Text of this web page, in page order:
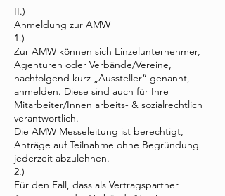
II.)
Anmeldung zur AMW
1.)
Zur AMW können sich Einzelunternehmer,
Agenturen oder Verbände/Vereine,
nachfolgend kurz „Aussteller“ genannt,
anmelden. Diese sind auch für Ihre
Mitarbeiter/Innen arbeits- & sozialrechtlich
verantwortlich.
Die AMW Messeleitung ist berechtigt,
Anträge auf Teilnahme ohne Begründung
jederzeit abzulehnen.
2.)
Für den Fall, dass als Vertragspartner